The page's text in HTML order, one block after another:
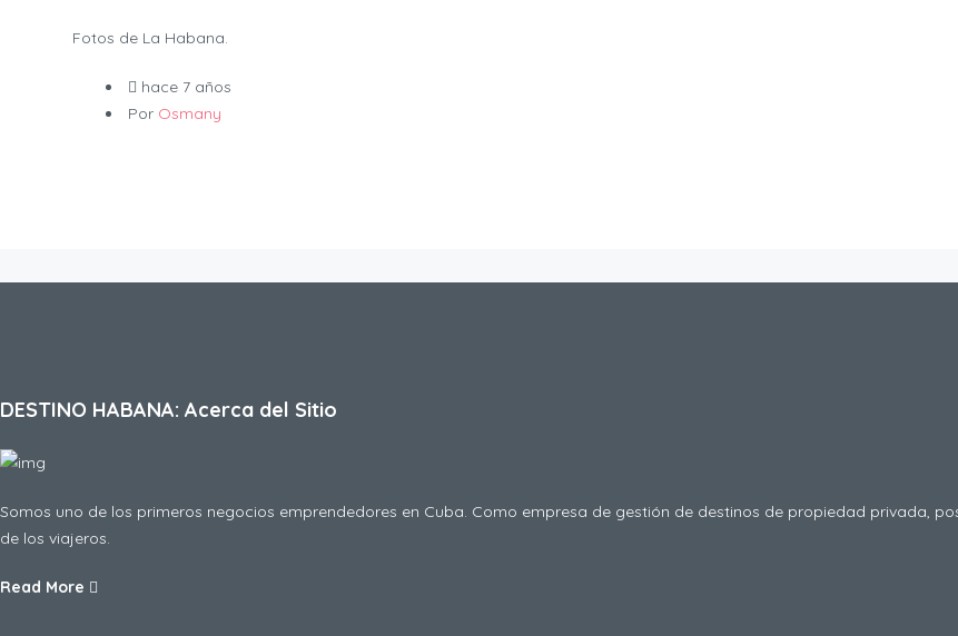
Fotos de La Habana.
hace 7 años
Por Osmany
DESTINO HABANA: Acerca del Sitio
Somos uno de los primeros negocios emprendedores en Cuba. Como empresa de gestión de destinos de propiedad privada,
de los viajeros.
Read More